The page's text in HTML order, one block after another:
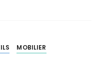
MOBILIER